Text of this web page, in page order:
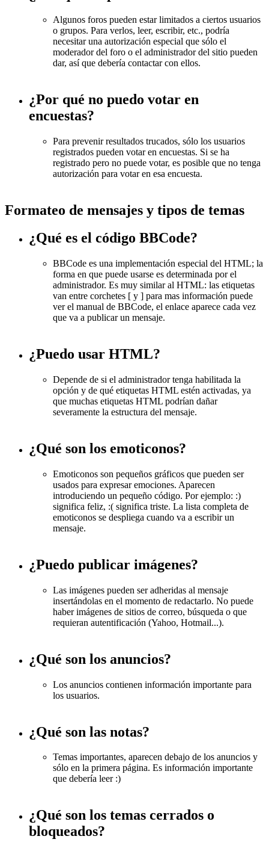
Algunos foros pueden estar limitados a ciertos usuarios
o grupos. Para verlos, leer, escribir, etc., podría
necesitar una autorización especial que sólo el
moderador del foro o el administrador del sitio pueden
dar, así que debería contactar con ellos.
¿Por qué no puedo votar en
encuestas?
Para prevenir resultados trucados, sólo los usuarios
registrados pueden votar en encuestas. Si se ha
registrado pero no puede votar, es posible que no tenga
autorización para votar en esa encuesta.
Formateo de mensajes y tipos de temas
¿Qué es el código BBCode?
BBCode es una implementación especial del HTML; la
forma en que puede usarse es determinada por el
administrador. Es muy similar al HTML: las etiquetas
van entre corchetes [ y ] para mas información puede
ver el manual de BBCode, el enlace aparece cada vez
que va a publicar un mensaje.
¿Puedo usar HTML?
Depende de si el administrador tenga habilitada la
opción y de qué etiquetas HTML estén activadas, ya
que muchas etiquetas HTML podrían dañar
severamente la estructura del mensaje.
¿Qué son los emoticonos?
Emoticonos son pequeños gráficos que pueden ser
usados para expresar emociones. Aparecen
introduciendo un pequeño código. Por ejemplo: :)
significa feliz, :( significa triste. La lista completa de
emoticonos se despliega cuando va a escribir un
mensaje.
¿Puedo publicar imágenes?
Las imágenes pueden ser adheridas al mensaje
insertándolas en el momento de redactarlo. No puede
haber imágenes de sitios de correo, búsqueda o que
requieran autentificación (Yahoo, Hotmail...).
¿Qué son los anuncios?
Los anuncios contienen información importante para
los usuarios.
¿Qué son las notas?
Temas importantes, aparecen debajo de los anuncios y
sólo en la primera página. Es información importante
que debería leer :)
¿Qué son los temas cerrados o
bloqueados?